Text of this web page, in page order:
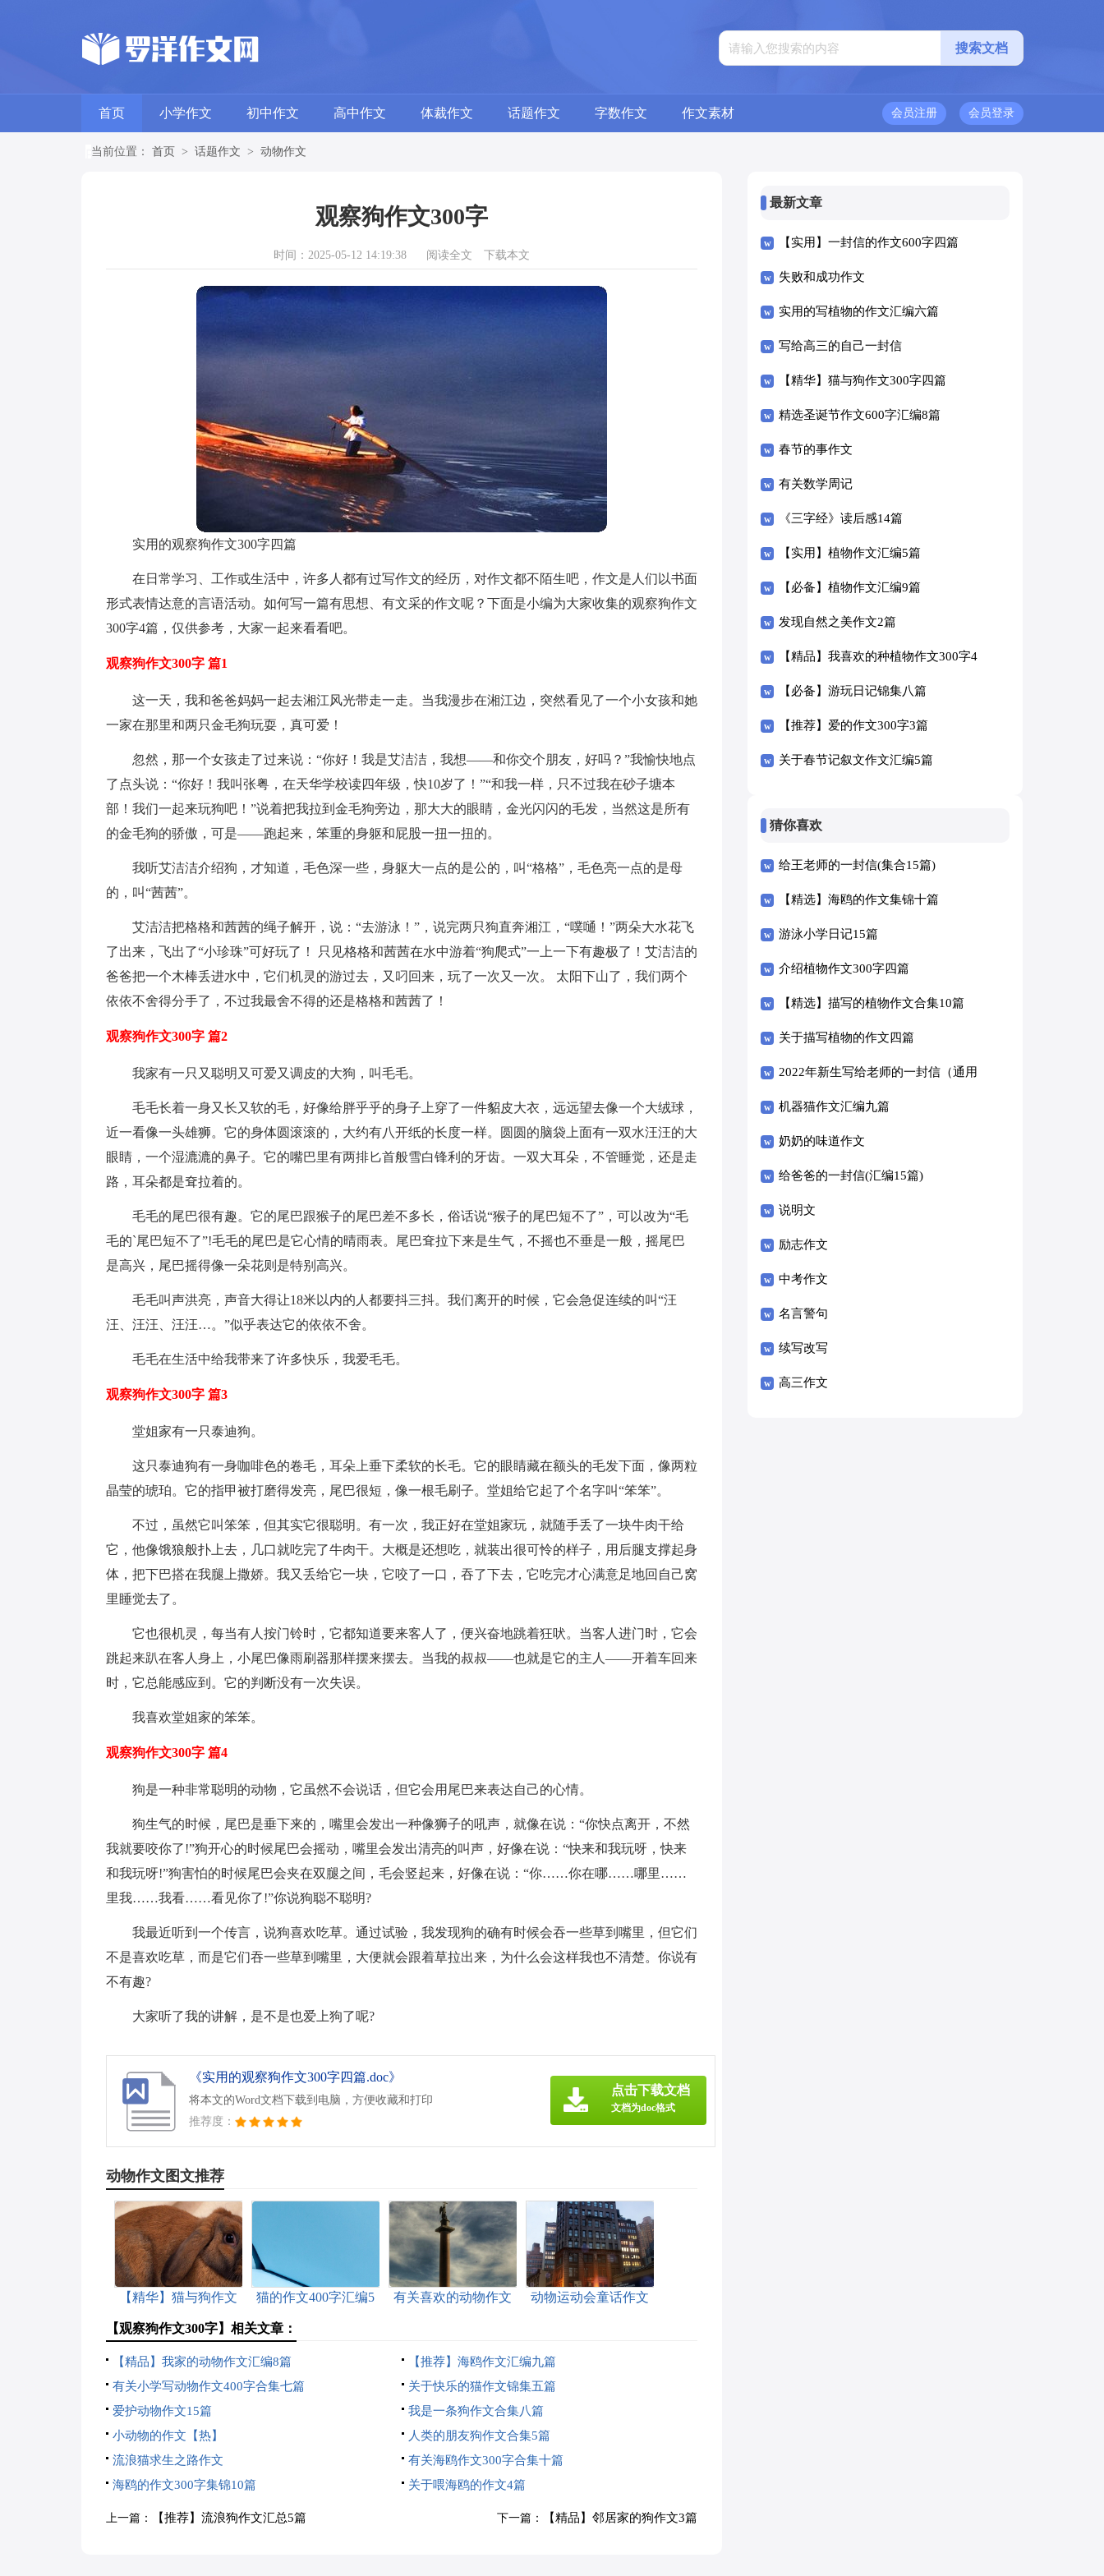
首页 小学作文 初中作文 高中作文 体裁作文 话题作文 字数作文 作文素材 会员登录
会员注册
当前位置： 首页 > 话题作文 > 动物作文
观察狗作文300字
时间：2025-05-12 14:19:38 阅读全文 下载本文
实用的观察狗作文300字四篇
在日常学习、工作或生活中，许多人都有过写作文的经历，对作文都不陌生吧，作文是人们以书面
形式表情达意的言语活动。如何写一篇有思想、有文采的作文呢？下面是小编为大家收集的观察狗作文
300字4篇，仅供参考，大家一起来看看吧。
观察狗作文300字 篇1
这一天，我和爸爸妈妈一起去湘江风光带走一走。当我漫步在湘江边，突然看见了一个小女孩和她
一家在那里和两只金毛狗玩耍，真可爱！
忽然，那一个女孩走了过来说：“你好！我是艾洁洁，我想——和你交个朋友，好吗？”我愉快地点
了点头说：“你好！我叫张粤，在天华学校读四年级，快10岁了！”“和我一样，只不过我在砂子塘本
部！我们一起来玩狗吧！”说着把我拉到金毛狗旁边，那大大的眼睛，金光闪闪的毛发，当然这是所有
的金毛狗的骄傲，可是——跑起来，笨重的身躯和屁股一扭一扭的。
我听艾洁洁介绍狗，才知道，毛色深一些，身躯大一点的是公的，叫“格格”，毛色亮一点的是母
的，叫“茜茜”。
艾洁洁把格格和茜茜的绳子解开，说：“去游泳！”，说完两只狗直奔湘江，“噗嗵！”两朵大水花飞
了出来，飞出了“小珍珠”可好玩了！ 只见格格和茜茜在水中游着“狗爬式”一上一下有趣极了！艾洁洁的
爸爸把一个木棒丢进水中，它们机灵的游过去，又叼回来，玩了一次又一次。 太阳下山了，我们两个
依依不舍得分手了，不过我最舍不得的还是格格和茜茜了！
观察狗作文300字 篇2
我家有一只又聪明又可爱又调皮的大狗，叫毛毛。
毛毛长着一身又长又软的毛，好像给胖乎乎的身子上穿了一件貂皮大衣，远远望去像一个大绒球，
近一看像一头雄狮。它的身体圆滚滚的，大约有八开纸的长度一样。圆圆的脑袋上面有一双水汪汪的大
眼睛，一个湿漉漉的鼻子。它的嘴巴里有两排匕首般雪白锋利的牙齿。一双大耳朵，不管睡觉，还是走
路，耳朵都是耷拉着的。
毛毛的尾巴很有趣。它的尾巴跟猴子的尾巴差不多长，俗话说“猴子的尾巴短不了”，可以改为“毛
毛的`尾巴短不了”!毛毛的尾巴是它心情的晴雨表。尾巴耷拉下来是生气，不摇也不垂是一般，摇尾巴
是高兴，尾巴摇得像一朵花则是特别高兴。
毛毛叫声洪亮，声音大得让18米以内的人都要抖三抖。我们离开的时候，它会急促连续的叫“汪
汪、汪汪、汪汪…。”似乎表达它的依依不舍。
毛毛在生活中给我带来了许多快乐，我爱毛毛。
观察狗作文300字 篇3
堂姐家有一只泰迪狗。
这只泰迪狗有一身咖啡色的卷毛，耳朵上垂下柔软的长毛。它的眼睛藏在额头的毛发下面，像两粒
晶莹的琥珀。它的指甲被打磨得发亮，尾巴很短，像一根毛刷子。堂姐给它起了个名字叫“笨笨”。
不过，虽然它叫笨笨，但其实它很聪明。有一次，我正好在堂姐家玩，就随手丢了一块牛肉干给
它，他像饿狼般扑上去，几口就吃完了牛肉干。大概是还想吃，就装出很可怜的样子，用后腿支撑起身
体，把下巴搭在我腿上撒娇。我又丢给它一块，它咬了一口，吞了下去，它吃完才心满意足地回自己窝
里睡觉去了。
它也很机灵，每当有人按门铃时，它都知道要来客人了，便兴奋地跳着狂吠。当客人进门时，它会
跳起来趴在客人身上，小尾巴像雨刷器那样摆来摆去。当我的叔叔——也就是它的主人——开着车回来
时，它总能感应到。它的判断没有一次失误。
我喜欢堂姐家的笨笨。
观察狗作文300字 篇4
狗是一种非常聪明的动物，它虽然不会说话，但它会用尾巴来表达自己的心情。
狗生气的时候，尾巴是垂下来的，嘴里会发出一种像狮子的吼声，就像在说：“你快点离开，不然
我就要咬你了!”狗开心的时候尾巴会摇动，嘴里会发出清亮的叫声，好像在说：“快来和我玩呀，快来
和我玩呀!”狗害怕的时候尾巴会夹在双腿之间，毛会竖起来，好像在说：“你……你在哪……哪里……
里我……我看……看见你了!”你说狗聪不聪明?
我最近听到一个传言，说狗喜欢吃草。通过试验，我发现狗的确有时候会吞一些草到嘴里，但它们
不是喜欢吃草，而是它们吞一些草到嘴里，大便就会跟着草拉出来，为什么会这样我也不清楚。你说有
不有趣?
大家听了我的讲解，是不是也爱上狗了呢?
《实用的观察狗作文300字四篇.doc》
将本文的Word文档下载到电脑，方便收藏和打印
推荐度：
点击下载文档
文档为doc格式
动物作文图文推荐
【精华】猫与狗作文
猫的作文400字汇编5
有关喜欢的动物作文
动物运动会童话作文
【观察狗作文300字】相关文章：
【精品】我家的动物作文汇编8篇
【推荐】海鸥作文汇编九篇
有关小学写动物作文400字合集七篇
关于快乐的猫作文锦集五篇
爱护动物作文15篇
我是一条狗作文合集八篇
小动物的作文【热】
人类的朋友狗作文合集5篇
流浪猫求生之路作文
有关海鸥作文300字合集十篇
海鸥的作文300字集锦10篇
关于喂海鸥的作文4篇
上一篇： 【推荐】流浪狗作文汇总5篇 下一篇： 【精品】邻居家的狗作文3篇
最新文章
【实用】一封信的作文600字四篇
失败和成功作文
实用的写植物的作文汇编六篇
写给高三的自己一封信
【精华】猫与狗作文300字四篇
精选圣诞节作文600字汇编8篇
春节的事作文
有关数学周记
《三字经》读后感14篇
【实用】植物作文汇编5篇
【必备】植物作文汇编9篇
发现自然之美作文2篇
【精品】我喜欢的种植物作文300字4
篇【必备】游玩日记锦集八篇
【推荐】爱的作文300字3篇
关于春节记叙文作文汇编5篇
猜你喜欢
给王老师的一封信(集合15篇)
【精选】海鸥的作文集锦十篇
游泳小学日记15篇
介绍植物作文300字四篇
【精选】描写的植物作文合集10篇
关于描写植物的作文四篇
2022年新生写给老师的一封信（通用
8篇）
机器猫作文汇编九篇
奶奶的味道作文
给爸爸的一封信(汇编15篇)
说明文
励志作文
中考作文
名言警句
续写改写
高三作文